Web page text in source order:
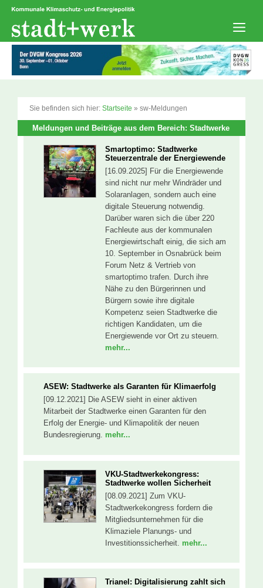
Zum
springen
Sie befinden sich hier: Startseite » sw-Meldungen
Meldungen und Beiträge aus dem Bereich: Stadtwerke
Smartoptimo: Stadtwerke
Steuerzentrale der Energiewende
[16.09.2025] Für die Energiewende
sind nicht nur mehr Windräder und
Solaranlagen, sondern auch eine
digitale Steuerung notwendig.
Darüber waren sich die über 220
Fachleute aus der kommunalen
Energiewirtschaft einig, die sich am
10. September in Osnabrück beim
Forum Netz & Vertrieb von
smartoptimo trafen. Durch ihre
Nähe zu den Bürgerinnen und
Bürgern sowie ihre digitale
Kompetenz seien Stadtwerke die
richtigen Kandidaten, um die
Energiewende vor Ort zu steuern.
mehr...
ASEW: Stadtwerke als Garanten für Klimaerfolg
[09.12.2021] Die ASEW sieht in einer aktiven
Mitarbeit der Stadtwerke einen Garanten für den
Erfolg der Energie- und Klimapolitik der neuen
Bundesregierung. mehr...
VKU-Stadtwerkekongress:
Stadtwerke wollen Sicherheit
[08.09.2021] Zum VKU-
Stadtwerkekongress fordern die
Mitgliedsunternehmen für die
Klimaziele Planungs- und
Investitionssicherheit. mehr...
Trianel: Digitalisierung zahlt sich